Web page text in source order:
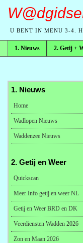
U BENT IN MENU 3-4.
1. Nieuws 2. Getij +
1. Nieuws
Home
Wadlopen Nieuws
Waddenzee Nieuws
2. Getij en Weer
Quickscan
Meer Info getij en weer NL
Getij en Weer BRD en DK
Veerdiensten Wadden 2026
Zon en Maan 2026